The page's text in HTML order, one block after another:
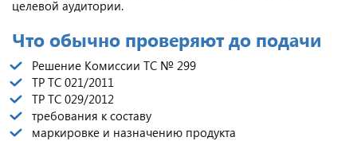
целевой аудитории.
Что обычно проверяют до подачи
Решение Комиссии ТС № 299
ТР ТС 021/2011
ТР ТС 029/2012
требования к составу
маркировке и назначению продукта